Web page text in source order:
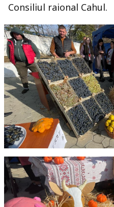
Consiliul raional Cahul.